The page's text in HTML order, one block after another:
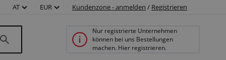
AT EUR Kundenzone - anmelden / Registrieren
Nur registrierte Unternehmen
können bei uns Bestellungen
machen. Hier registrieren.